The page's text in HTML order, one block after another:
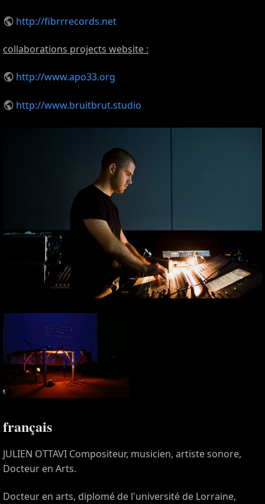
http://fibrrrecords.net
collaborations projects website :
http://www.apo33.org
http://www.bruitbrut.studio
français
JULIEN OTTAVI Compositeur, musicien, artiste sonore,
Docteur en Arts.
Docteur en arts, diplomé de l'université de Lorraine,